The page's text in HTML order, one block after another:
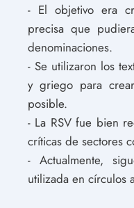
- El objetivo era
precisa que
denominaciones.
- Se utilizaron los
y griego para
posible.
- La RSV fue bien
críticas de sectores
- Actualmente,
utilizada en círculos